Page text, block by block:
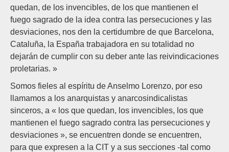
quedan, de los invencibles, de los que mantienen el
fuego sagrado de la idea contra las persecuciones y las
desviaciones, nos den la certidumbre de que Barcelona,
Cataluña, la España trabajadora en su totalidad no
dejarán de cumplir con su deber ante las reivindicaciones
proletarias. »
Somos fieles al espíritu de Anselmo Lorenzo, por eso
llamamos a los anarquistas y anarcosindicalistas
sinceros, a « los que quedan, los invencibles, los que
mantienen el fuego sagrado contra las persecuciones y
desviaciones », se encuentren donde se encuentren,
para que expresen a la CIT y a sus secciones -tal como